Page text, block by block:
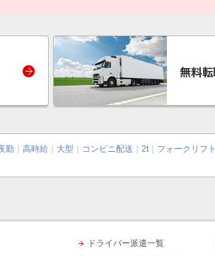
勤 高時給 大型 コンビニ配送 2t｜ フォークリフト
ドライバー派遣一覧